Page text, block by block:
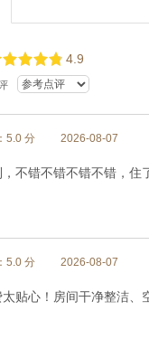
4.9
5.0 分 2026-08-07
不错不错不错不错，住
5.0 分 2026-08-07
贴心！房间干净整洁、